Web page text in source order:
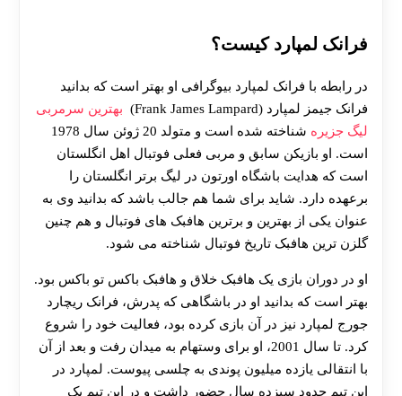
فرانک لمپارد کیست؟
در رابطه با فرانک لمپارد بیوگرافی او بهتر است که بدانید
فرانک جیمز لمپارد (Frank James Lampard)
بهترین سرمربی
لیگ جزیره
شناخته شده است و متولد 20 ژوئن سال 1978
است. او بازیکن سابق و مربی فعلی فوتبال اهل انگلستان
است که هدایت باشگاه اورتون در لیگ برتر انگلستان را
برعهده دارد. شاید برای شما هم جالب باشد که بدانید وی به
عنوان یکی از بهترین و برترین هافبک‌ های فوتبال و هم چنین
گلزن ترین هافبک تاریخ فوتبال شناخته می‌ شود.
او در دوران بازی یک هافبک خلاق و هافبک باکس تو باکس بود.
بهتر است که بدانید او در باشگاهی که پدرش، فرانک ریچارد
جورج لمپارد نیز در آن بازی کرده‌ بود، فعالیت خود را شروع
کرد. تا سال 2001، او برای وستهام به میدان رفت و بعد از آن
با انتقالی یازده میلیون پوندی به چلسی پیوست. لمپارد در
این تیم حدود سیزده سال حضور داشت و در این تیم یک